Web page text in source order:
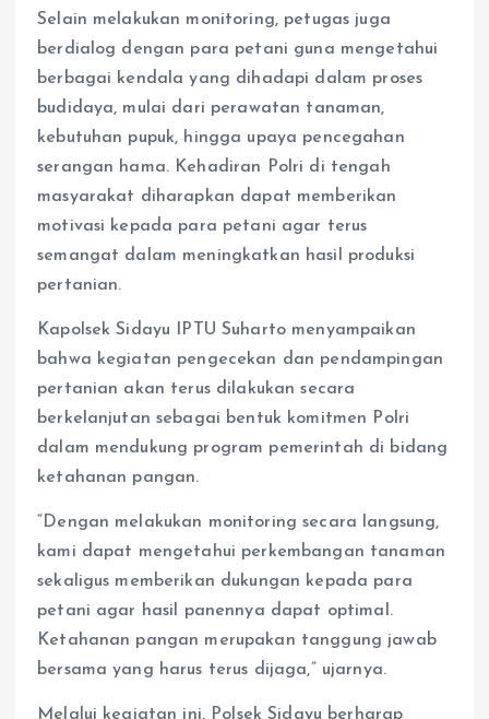
Selain melakukan monitoring, petugas juga
berdialog dengan para petani guna mengetahui
berbagai kendala yang dihadapi dalam proses
budidaya, mulai dari perawatan tanaman,
kebutuhan pupuk, hingga upaya pencegahan
serangan hama. Kehadiran Polri di tengah
masyarakat diharapkan dapat memberikan
motivasi kepada para petani agar terus
semangat dalam meningkatkan hasil produksi
pertanian.
Kapolsek Sidayu IPTU Suharto menyampaikan
bahwa kegiatan pengecekan dan pendampingan
pertanian akan terus dilakukan secara
berkelanjutan sebagai bentuk komitmen Polri
dalam mendukung program pemerintah di bidang
ketahanan pangan.
“Dengan melakukan monitoring secara langsung,
kami dapat mengetahui perkembangan tanaman
sekaligus memberikan dukungan kepada para
petani agar hasil panennya dapat optimal.
Ketahanan pangan merupakan tanggung jawab
bersama yang harus terus dijaga,” ujarnya.
Melalui kegiatan ini, Polsek Sidayu berharap